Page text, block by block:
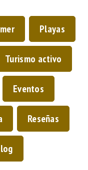
Playas
Turismo activo
Eventos
Reseñas